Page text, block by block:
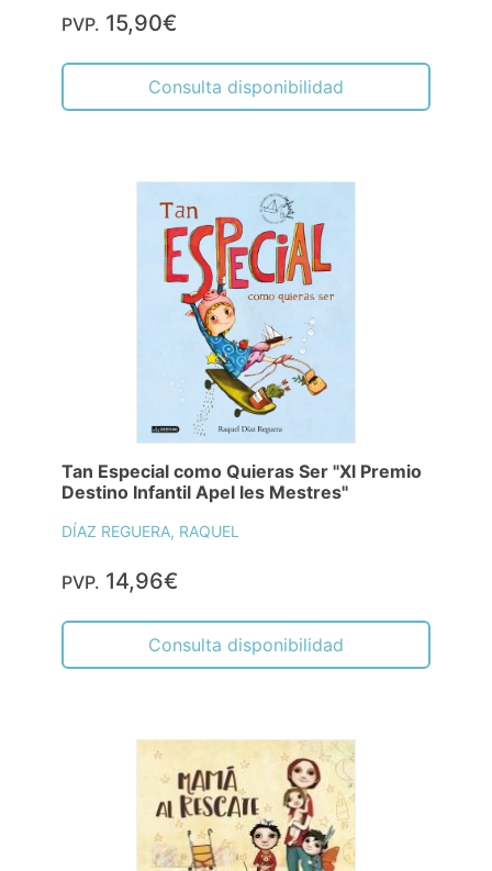
PVP. 15,90€
Consulta disponibilidad
Tan Especial como Quieras Ser "Xl Premio
Destino Infantil Apel les Mestres"
DÍAZ REGUERA, RAQUEL
PVP. 14,96€
Consulta disponibilidad